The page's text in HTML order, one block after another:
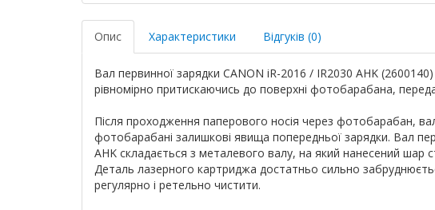
Опис Характеристики Відгуків (0)
Вал первинної зарядки CANON iR-2016 / IR2030 AHK
рівномірно притискаючись до поверхні фотобарабана,
Після проходження паперового носія через фотобарабан,
фотобарабані залишкові явища попередньої зарядки. Вал
AHK складається з металевого валу, на який нанесений шар
Деталь лазерного картриджа достатньо сильно
регулярно і ретельно чистити.